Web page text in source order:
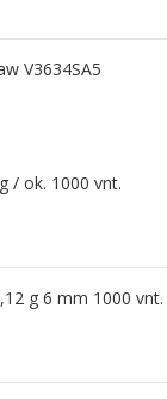
V3634SA5
/ ok. 1000 vnt.
g 6 mm 1000 vnt.